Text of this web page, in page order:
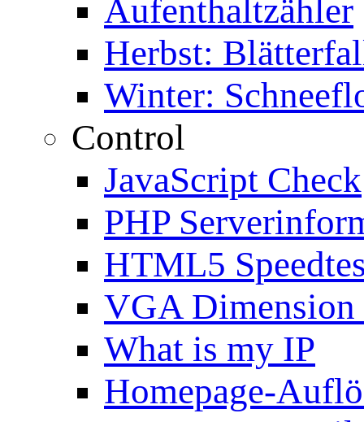
Aufenthaltzähler
Herbst:
Winter:
Control
JavaScript Check
PHP
HTML5
VGA Dimension
What is my IP
Homepage-